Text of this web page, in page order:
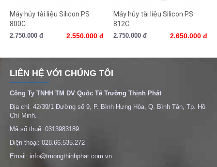
Máy hủy tài liệu Silicon PS
800C
2.750.000 đ 2.550.000 đ
Máy hủy tài liệu Silicon PS
812C
2.750.000 đ 2.650.000 đ
LIÊN HỆ VỚI CHÚNG TÔI
Công Ty TNHH TM DV Quốc Tế Trường Thịnh Phát
Địa chỉ: 42/39/1 Đường số 9, P. Bình Hưng Hòa, Q. Bình Tân, Tp. Hồ
Chí Minh.
Mã số thuế: 0313983189
Điện thoại: 028.66.535.272
Email: info@truongthinhphat.com.vn